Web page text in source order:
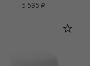
5 595 ₽